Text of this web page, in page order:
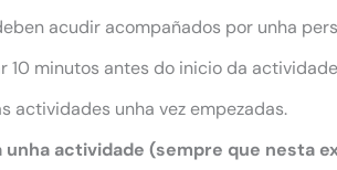
acudir acompañados por unha
10 minutos antes do inicio da
actividades unha vez empezadas.
unha actividade (sempre que nesta